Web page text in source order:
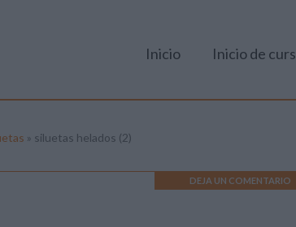
Inicio Inicio de
» siluetas helados (2)
DEJA UN COMENTARIO